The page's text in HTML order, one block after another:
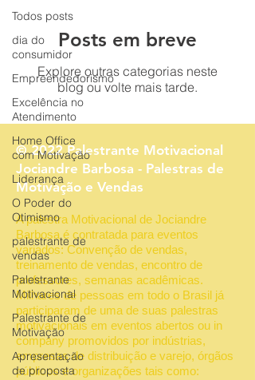
Todos posts
dia do
consumidor
Empreendedorismo
Excelência no
Atendimento
Home Office
com Motivação
Liderança
O Poder do
Otimismo
palestrante de
vendas
Palestrante
Motivacional
Palestrante de
Motivação
Apresentação
de proposta
Posts em breve
Explore outras categorias neste
blog ou volte mais tarde.
© 2022 Palestrante Motivacional
Jociandre Barbosa - Palestras de
Motivação e Vendas
A palestra Motivacional de Jociandre
Barbosa é contratada para eventos
variados: Convenção de vendas,
treinamento de vendas, encontro de
professores, semanas acadêmicas.
Milhares de pessoas em todo o Brasil já
participaram de uma de suas palestras
motivacionais em eventos abertos ou in
company promovidos por indústrias,
empresas de distribuição e varejo, órgãos
públicos e organizações tais como: